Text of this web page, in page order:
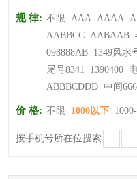
规 律: 不限 AAA AAAA
AABBCC AABAAB
098888AB 1349风水
尾号8341
1390400
ABBBCDDD 中间
价 格: 不限 1000以下
按手机号所在位搜索